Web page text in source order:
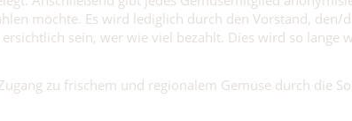
möchte. Es wird lediglich durch den Vorstand, den/
sein, wer wie viel bezahlt. Dies wird so lange
zu frischem und regionalem Gemüse durch die